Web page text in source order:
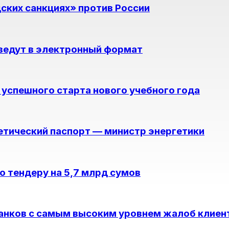
санкциях» против России
в электронный формат
старта нового учебного года
паспорт — министр энергетики
тендеру на 5,7 млрд сумов
с самым высоким уровнем жалоб